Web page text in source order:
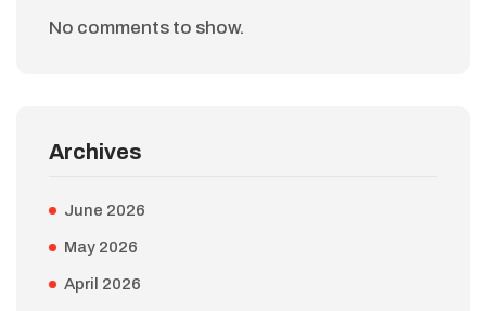
No comments to show.
Archives
June 2026
May 2026
April 2026